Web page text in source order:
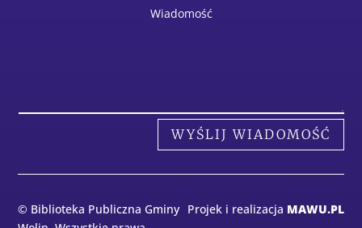
WYŚLIJ WIADOMOŚĆ
© Biblioteka Publiczna Gminy Projek i realizacja MAWU.PL